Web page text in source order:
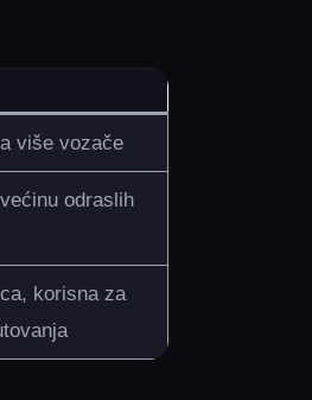
više vozače
odraslih
korisna za